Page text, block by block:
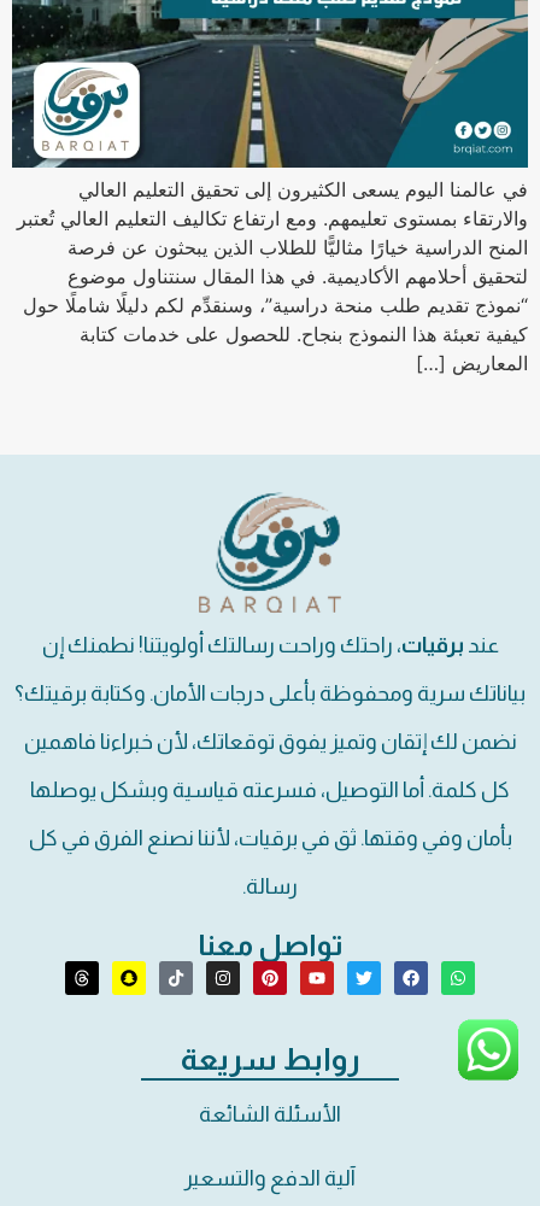
في عالمنا اليوم يسعى الكثيرون إلى تحقيق التعليم العالي
والارتقاء بمستوى تعليمهم. ومع ارتفاع تكاليف التعليم العالي تُعتبر
المنح الدراسية خيارًا مثاليًّا للطلاب الذين يبحثون عن فرصة
لتحقيق أحلامهم الأكاديمية. في هذا المقال سنتناول موضوع
“نموذج تقديم طلب منحة دراسية”، وسنقدِّم لكم دليلًا شاملًا حول
كيفية تعبئة هذا النموذج بنجاح. للحصول على خدمات كتابة
المعاريض […]
عند برقيات، راحتك وراحت رسالتك أولويتنا! نطمنك إن
بياناتك سرية ومحفوظة بأعلى درجات الأمان. وكتابة برقيتك؟
نضمن لك إتقان وتميز يفوق توقعاتك، لأن خبراءنا فاهمين
كل كلمة. أما التوصيل، فسرعته قياسية وبشكل يوصلها
بأمان وفي وقتها. ثق في برقيات، لأننا نصنع الفرق في كل
رسالة.
تواصل معنا
روابط سريعة
الأسئلة الشائعة
آلية الدفع والتسعير